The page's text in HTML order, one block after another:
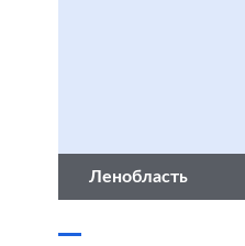
Ленобласть